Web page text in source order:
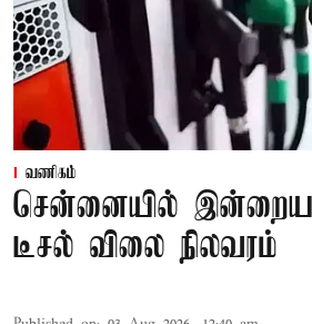
வணிகம்
சென்னையில்
டீசல் விலை நிலவரம்